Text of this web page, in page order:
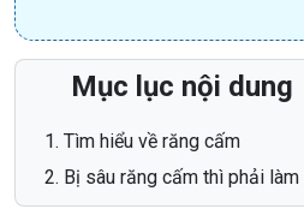
Mục lục nội dung
Tìm hiểu về răng cấm
Bị sâu răng cấm thì phải làm